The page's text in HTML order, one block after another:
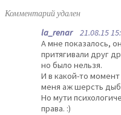
Комментарий удален
la_renar21.08.15
А мне показалось,
притягивали друг
но было нельзя.
И в какой-то
меня аж шерсть
Но мути
права. :)